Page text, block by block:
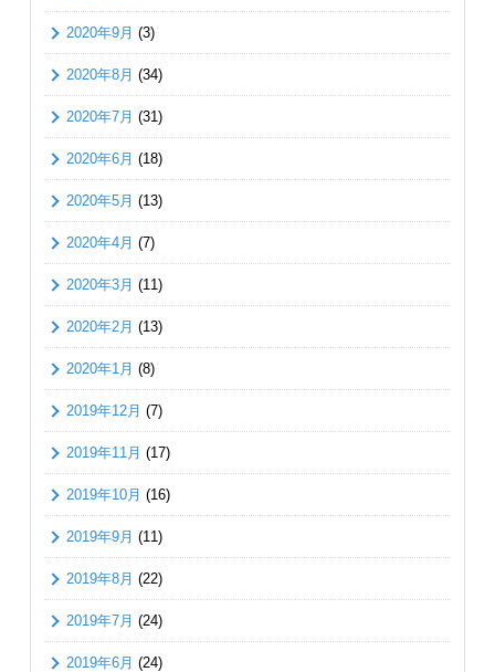
2020年9月 (3)
2020年8月 (34)
2020年7月 (31)
2020年6月 (18)
2020年5月 (13)
2020年4月 (7)
2020年3月 (11)
2020年2月 (13)
2020年1月 (8)
2019年12月 (7)
2019年11月 (17)
2019年10月 (16)
2019年9月 (11)
2019年8月 (22)
2019年7月 (24)
2019年6月 (24)